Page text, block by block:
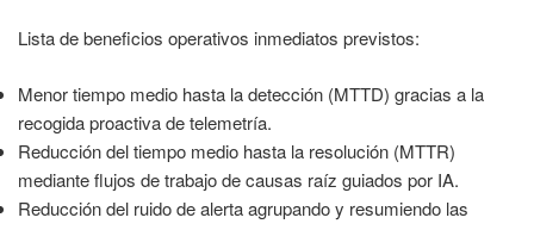
Lista de beneficios operativos inmediatos previstos:
Menor tiempo medio hasta la detección (MTTD) gracias a la
recogida proactiva de telemetría.
Reducción del tiempo medio hasta la resolución (MTTR)
mediante flujos de trabajo de causas raíz guiados por IA.
Reducción del ruido de alerta agrupando y resumiendo las